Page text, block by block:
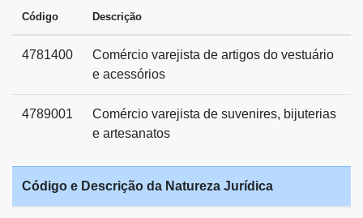
Código Descrição
4781400
Comércio varejista de artigos do vestuário
e acessórios
4789001
Comércio varejista de suvenires, bijuterias
e artesanatos
Código e Descrição da Natureza Jurídica